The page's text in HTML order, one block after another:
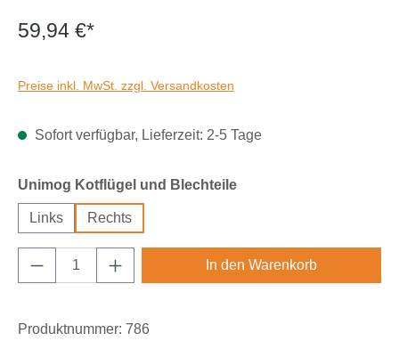
59,94 €*
Preise inkl. MwSt. zzgl. Versandkosten
Sofort verfügbar, Lieferzeit: 2-5 Tage
Unimog Kotflügel und Blechteileauswählen
Links Rechts
Produkt Anzahl: Gib den gewünschten
In den Warenkorb
Produktnummer: 786